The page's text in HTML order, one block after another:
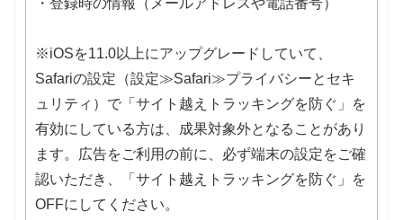
・登録時の情報（メールアドレスや電話番号）
※iOSを11.0以上にアップグレードしていて、
Safariの設定（設定≫Safari≫プライバシーとセキ
ュリティ）で「サイト越えトラッキングを防ぐ」を
有効にしている方は、成果対象外となることがあり
ます。広告をご利用の前に、必ず端末の設定をご確
認いただき、「サイト越えトラッキングを防ぐ」を
OFFにしてください。